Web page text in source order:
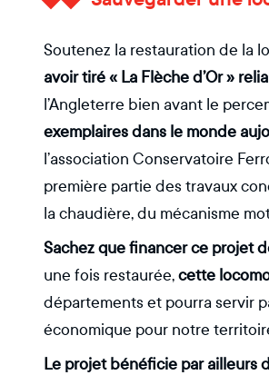
Soutenez la restauration de la
avoir tiré « La Flèche d’Or »
l’Angleterre bien avant le
exemplaires dans le monde
l’association Conservatoire
première partie des travaux
la chaudière, du mécanisme
Sachez que financer ce projet
une fois restaurée,cette
départements et pourra servir
économique pour notre
Le projet bénéficie par ailleurs